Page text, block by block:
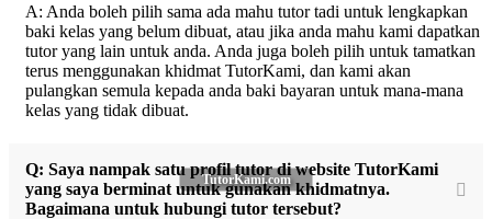
TutorKami.com
A: Anda boleh pilih sama ada mahu tutor tadi untuk lengkapkan
baki kelas yang belum dibuat, atau jika anda mahu kami dapatkan
tutor yang lain untuk anda. Anda juga boleh pilih untuk tamatkan
terus menggunakan khidmat TutorKami, dan kami akan
pulangkan semula kepada anda baki bayaran untuk mana-mana
kelas yang tidak dibuat.
Q: Saya nampak satu profil tutor di website TutorKami
yang saya berminat untuk gunakan khidmatnya.
Bagaimana untuk hubungi tutor tersebut?